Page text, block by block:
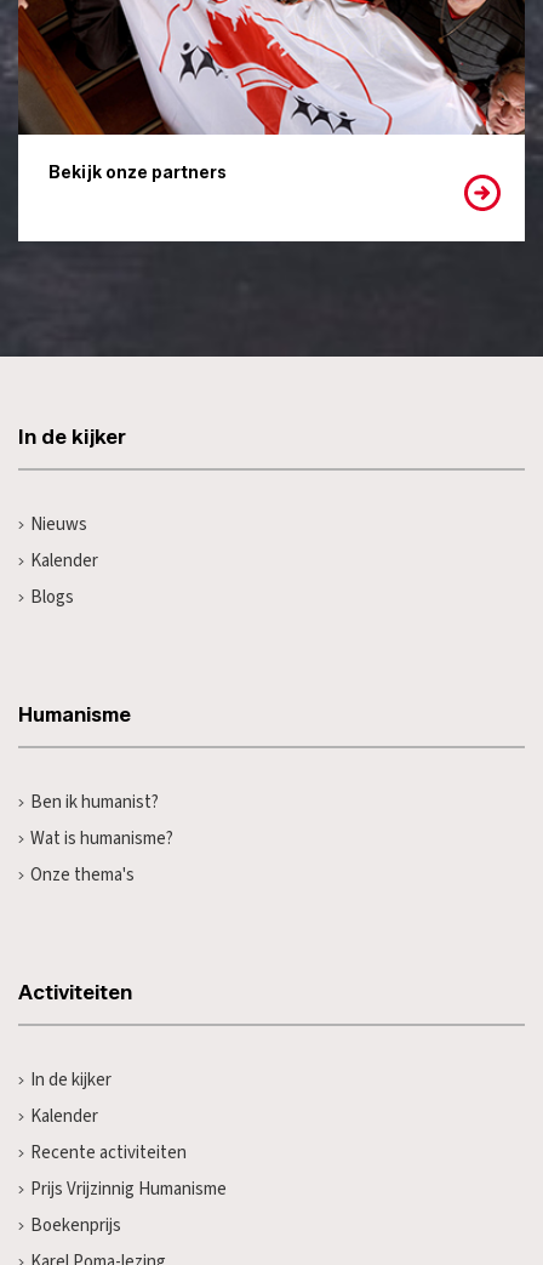
Bekijk onze partners
In de kijker
Nieuws
Kalender
Blogs
Humanisme
Ben ik humanist?
Wat is humanisme?
Onze thema's
Activiteiten
In de kijker
Kalender
Recente activiteiten
Prijs Vrijzinnig Humanisme
Boekenprijs